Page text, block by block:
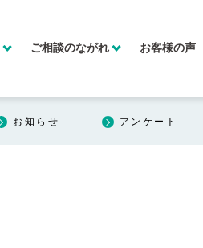
ご相談のながれ お客様の声
お知らせ アンケート